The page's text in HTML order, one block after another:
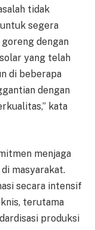
tidak
se­gera
dengan
yang telah
di be­be­ra­pa
dengan
kata
menjaga
masyarakat.
secara in­tensif
terutama
produksi